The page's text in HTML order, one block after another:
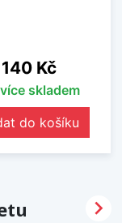
Cena
140 Kč
skladem
do košíku
